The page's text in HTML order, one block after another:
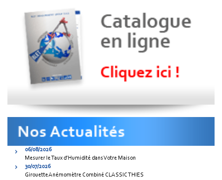
06/08/2026
Mesurer le Taux d’Humidité dans Votre Maison
30/07/2026
Girouette Anémomètre Combiné CLASSIC THIES